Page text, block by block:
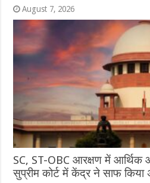
August 7, 2026
SC, ST-OBC आरक्षण में आर्थिक
सुप्रीम कोर्ट में केंद्र ने साफ